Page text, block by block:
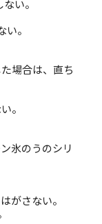
い。
。
場合は、直ち
。
氷のうのシリ
がさない。